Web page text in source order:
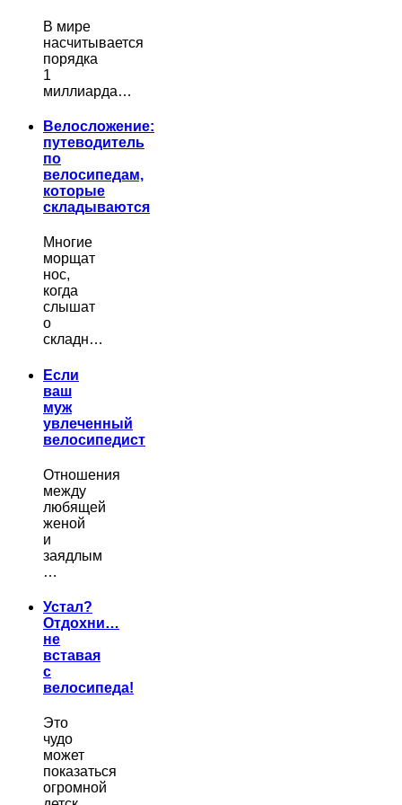
В мире
насчитывается
порядка
1
миллиарда…
Велосложение:
путеводитель
по
велосипедам,
которые
складываются
Многие
морщат
нос,
когда
слышат
о
складн…
Если
ваш
муж
увлеченный
велосипедист
Отношения
между
любящей
женой
и
заядлым
…
Устал?
Отдохни…
не
вставая
с
велосипеда!
Это
чудо
может
показаться
огромной